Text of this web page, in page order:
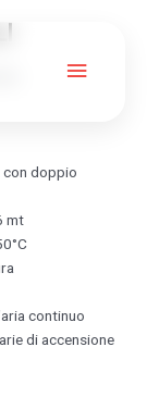
Menu
doppio
mt
continuo
di accensione